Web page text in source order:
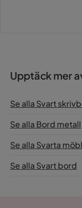
Upptäck mer
Se alla Svart
Se alla Bord metall
Se alla Svarta
Se alla Svart bord